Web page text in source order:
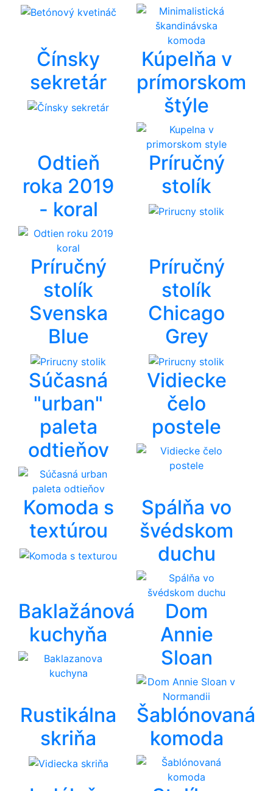
Čínsky
sekretár
Kúpelňa v
prímorskom
štýle
Odtieň
roka 2019
- koral
Príručný
stolík
Príručný
stolík
Svenska
Blue
Príručný
stolík
Chicago
Grey
Súčasná
"urban"
paleta
odtieňov
Vidiecke
čelo
postele
Komoda s
textúrou
Spálňa vo
švédskom
duchu
Baklažánová
kuchyňa
Dom
Annie
Sloan
Rustikálna
skriňa
Šablónovaná
komoda